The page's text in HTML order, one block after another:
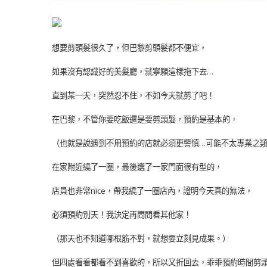
想要剪頭髮很久了，但巴黎剪頭髮都不便宜，
如果沒有認識好的美髮廳，就寧願這樣拖下去…
直到某一天，突然忍不住，不如今天就剪了吧！
在巴黎，不管你要吃飯還是要剪頭髮，預約是基本的，
（也就是說遇到不用預約的店就必須更警慎…可能不太專業之類
在家附近繞了一圈，最後選了一家門面很有型的，
店員也非常nice，帶我繞了一圈店內，證明今天真的無法，
必須預約別天！我決定再問問看其他家！
（那天也不知道哪根筋不對，就想要立刻見成果。）
但四處看看都看不到喜歡的，所以又折回去，乖乖預約時間剪